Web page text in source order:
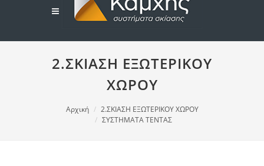
210.3455761
2.ΣΚΙΑΣΗ ΕΞΩΤΕΡΙΚΟΥ
ΧΩΡΟΥ
Αρχική
2.ΣΚΙΑΣΗ ΕΞΩΤΕΡΙΚΟΥ ΧΩΡΟΥ
ΣΥΣΤΗΜΑΤΑ ΤΕΝΤΑΣ